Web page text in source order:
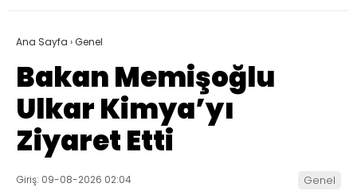
Ana Sayfa ›Genel
Bakan Memişoğlu
Ulkar Kimya’yı
Ziyaret Etti
Giriş: 09-08-2026 02:04 Genel